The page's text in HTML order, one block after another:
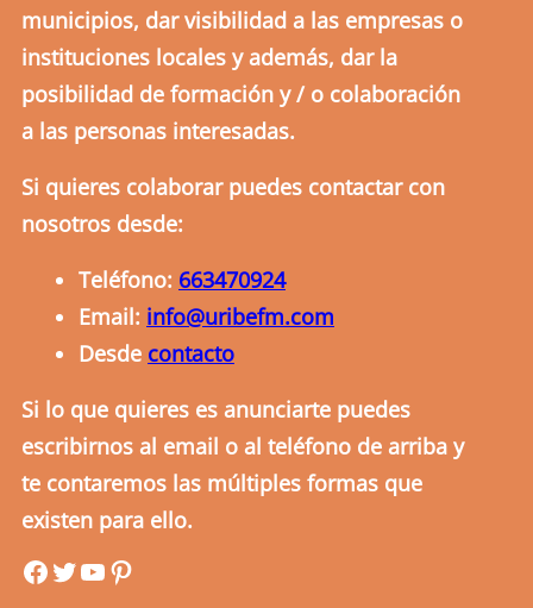
municipios, dar visibilidad a las empresas o
instituciones locales y además, dar la
posibilidad de formación y / o colaboración
a las personas interesadas.
Si quieres colaborar puedes contactar con
nosotros desde:
Teléfono: 663470924
Email: info@uribefm.com
Desde contacto
Si lo que quieres es anunciarte puedes
escribirnos al email o al teléfono de arriba y
te contaremos las múltiples formas que
existen para ello.
uribefmuribefmYouTube Pinterest